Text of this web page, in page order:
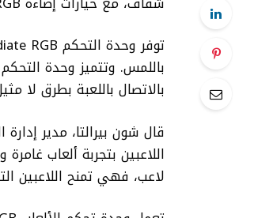
باللمس. وتتميز وحدة
بالاتصال باللعبة بطرق لا
اللاعبين بتجربة ألعاب
لاعب، فهي تمنح اللاعبين